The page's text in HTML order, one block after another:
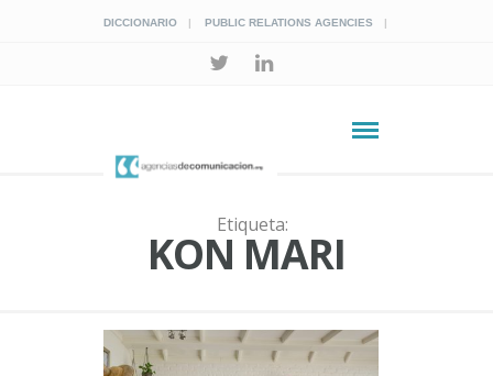
DICCIONARIO PUBLIC RELATIONS AGENCIES
Etiqueta:
KON MARI